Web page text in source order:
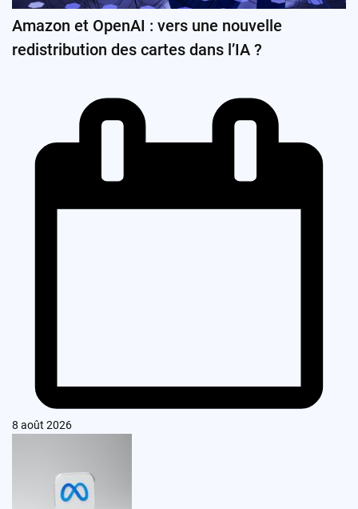
Amazon et OpenAI : vers une nouvelle
redistribution des cartes dans l’IA ?
8 août 2026